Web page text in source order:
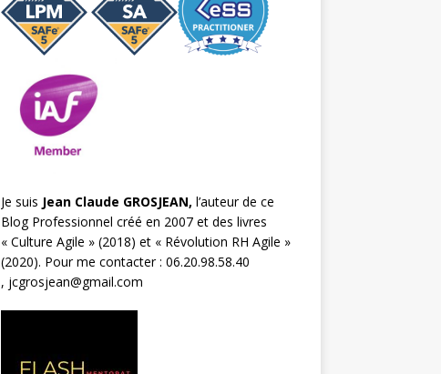
Je suis Jean Claude GROSJEAN, l’auteur de ce
Blog Professionnel créé en 2007 et des livres
« Culture Agile » (2018) et « Révolution RH Agile »
(2020). Pour me contacter : 06.20.98.58.40
, jcgrosjean@gmail.com